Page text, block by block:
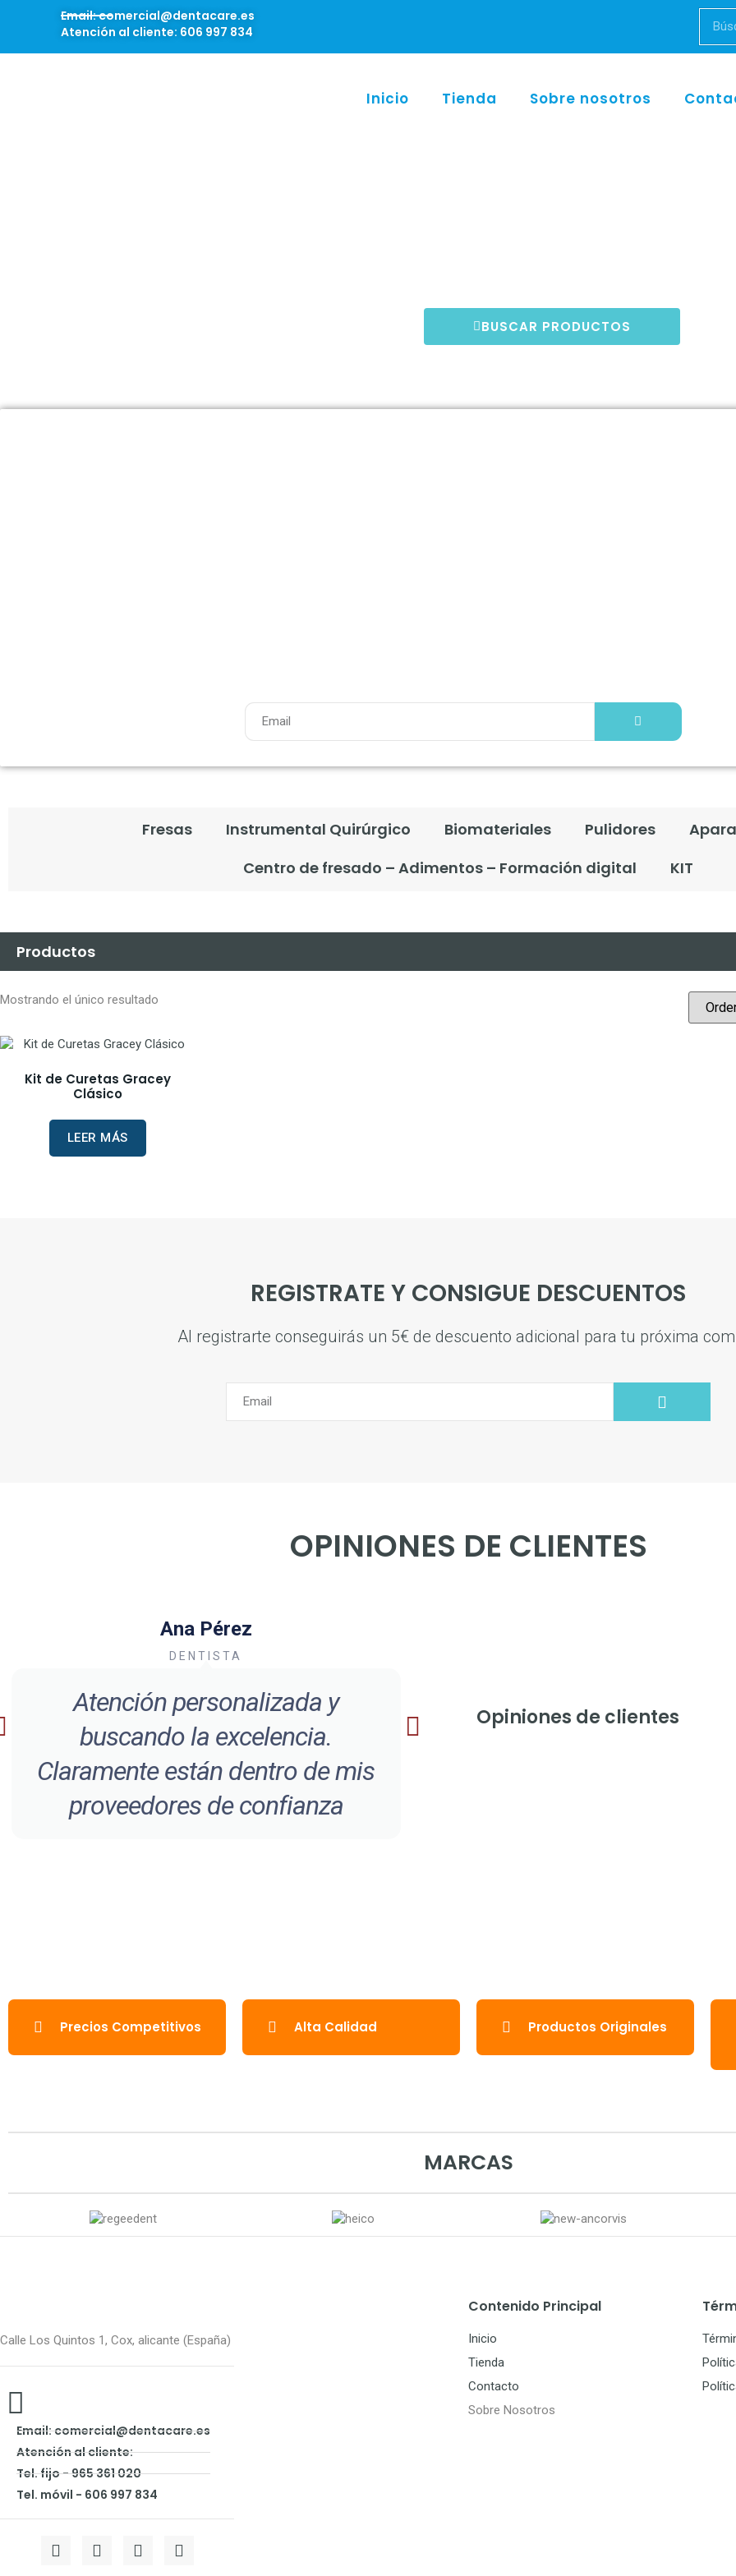
Email: comercial@dentacare.es
Atención al cliente: 606 997 834
Inicio Tienda Sobre nosotros
BUSCAR PRODUCTOS
Fresas Instrumental Quirúrgico Biomateriales Pulidores
Centro de fresado – Adimentos – Formación digital
KIT
Productos
Mostrando el único resultado
Kit de Curetas Gracey
Clásico
LEER MÁS
REGISTRATE Y CONSIGUE DESCUENTOS
Al registrarte conseguirás un 5€ de descuento adicional para tu próxima
OPINIONES DE CLIENTES
Atención personalizada y
buscando la excelencia.
Claramente están dentro de mis
proveedores de confianza
Ana Pérez
DENTISTA
Muy atentos y eficaces a
de gestionar mi pedido.
Opiniones de clientes
Precios Competitivos Alta Calidad Productos Originales
MARCAS
Calle Los Quintos 1, Cox, alicante (España)
Email: comercial@dentacare.es
Atención al cliente:
Tel. fijo - 965 361 020
Tel. móvil - 606 997 834
Contenido Principal
Inicio
Tienda
Contacto
Sobre Nosotros